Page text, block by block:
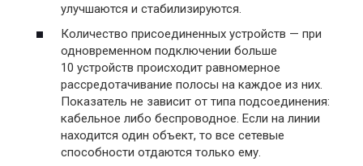
улучшаются и стабилизируются.
Количество присоединенных устройств — при
одновременном подключении больше
10 устройств происходит равномерное
рассредотачивание полосы на каждое из них.
Показатель не зависит от типа подсоединения:
кабельное либо беспроводное. Если на линии
находится один объект, то все сетевые
способности отдаются только ему.